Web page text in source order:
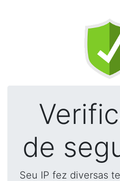
de
Seu IP fez diversas